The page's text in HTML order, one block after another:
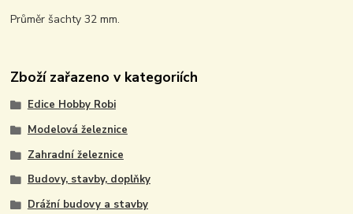
Průměr šachty 32 mm.
Zboží zařazeno v kategoriích
Edice Hobby Robi
Modelová železnice
Zahradní železnice
Budovy, stavby, doplňky
Drážní budovy a stavby